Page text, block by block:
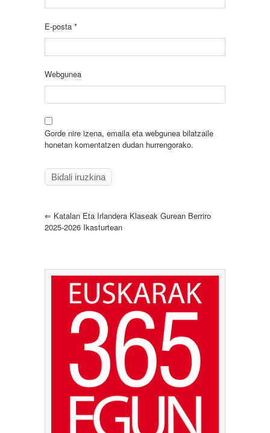
E-posta *
Webgunea
Gorde nire izena, emaila eta webgunea bilatzaile
honetan komentatzen dudan hurrengorako.
⇐ Katalan Eta Irlandera Klaseak Gurean Berriro
2025-2026 Ikasturtean